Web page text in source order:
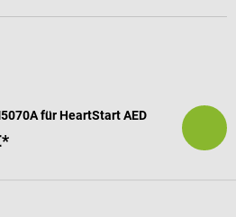
für HeartStart AED